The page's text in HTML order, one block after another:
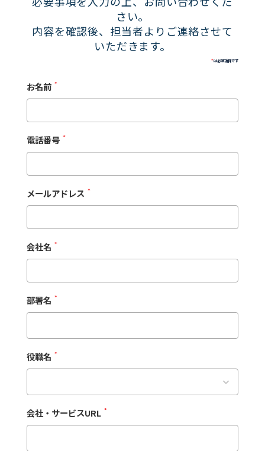
さい。
内容を確認後、担当者よりご連絡させて
いただきます。
*は必須項目です
お名前 *
電話番号 *
メールアドレス *
会社名 *
部署名 *
役職名 *
keyboard_arrow_down
会社・サービスURL *